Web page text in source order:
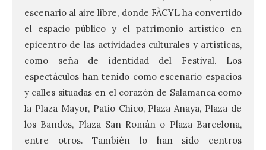
escenario al aire libre, donde FÀCYL ha convertido
el espacio público y el patrimonio artístico en
epicentro de las actividades culturales y artísticas,
como seña de identidad del Festival. Los
espectáculos han tenido como escenario espacios
y calles situadas en el corazón de Salamanca como
la Plaza Mayor, Patio Chico, Plaza Anaya, Plaza de
los Bandos, Plaza San Román o Plaza Barcelona,
entre otros. También lo han sido centros